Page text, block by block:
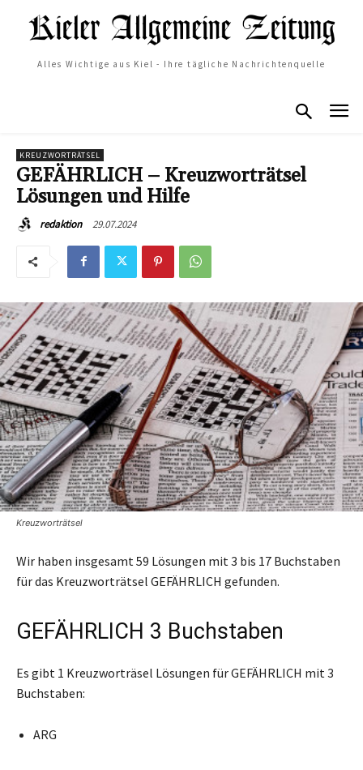
Alles Wichtige aus Kiel - Ihre tägliche Nachrichtenquelle
KREUZWORTRÄTSEL
GEFÄHRLICH – Kreuzworträtsel
Lösungen und Hilfe
redaktion 29.07.2024
Kreuzworträtsel
Wir haben insgesamt 59 Lösungen mit 3 bis 17 Buchstaben
für das Kreuzworträtsel GEFÄHRLICH gefunden.
GEFÄHRLICH 3 Buchstaben
Es gibt 1 Kreuzworträsel Lösungen für GEFÄHRLICH mit 3
Buchstaben:
ARG